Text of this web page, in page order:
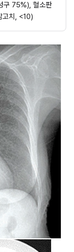
구 75%), 혈소판
치, <10)